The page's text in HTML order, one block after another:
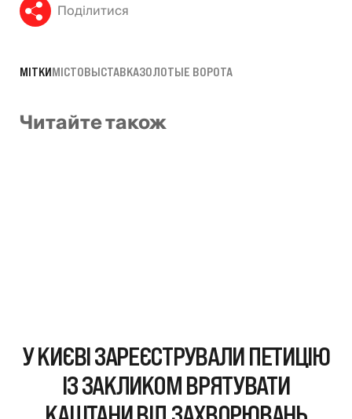
Поділитися
МІТКИМІСТОВЫСТАВКАЗОЛОТЫЕ ВОРОТА
Читайте також
У КИЄВІ ЗАРЕЄСТРУВАЛИ ПЕТИЦІЮ
ІЗ ЗАКЛИКОМ ВРЯТУВАТИ